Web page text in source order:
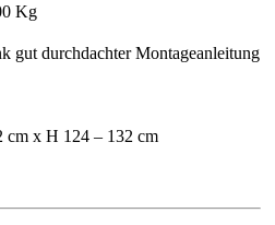
Kg
gut durchdachter Montageanleitung
cm x H 124 – 132 cm